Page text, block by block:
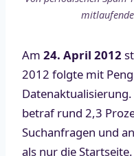
Am 24. April 2012
2012 folgte mit
Datenaktualisierung.
betraf rund 2,3
Suchanfragen und
als nur die Startseite.